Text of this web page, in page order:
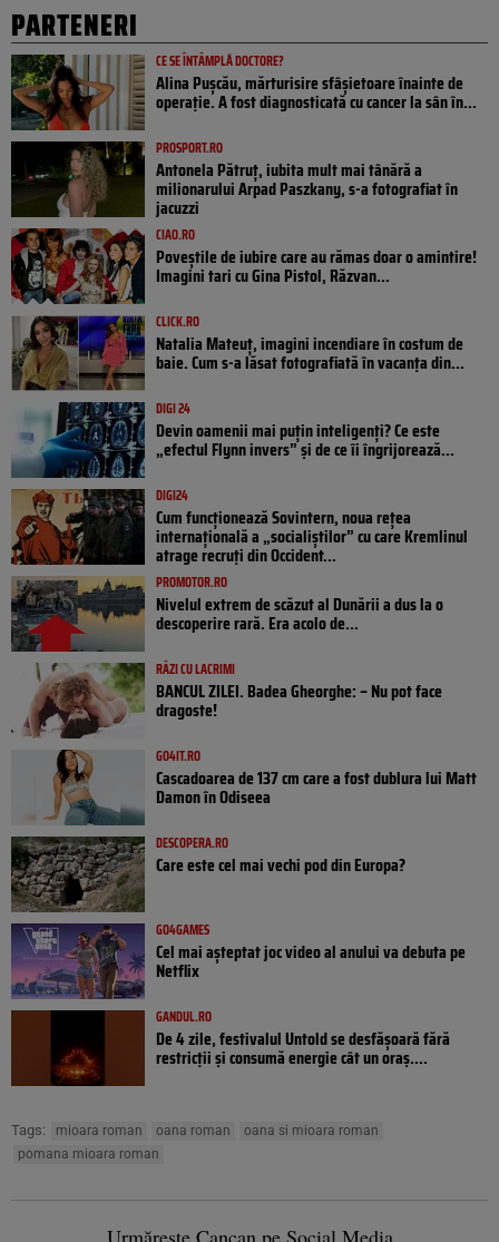
PARTENERI
CE SE ÎNTÂMPLĂ DOCTORE?
Alina Pușcău, mărturisire sfâșietoare înainte de
operație. A fost diagnosticată cu cancer la sân în...
PROSPORT.RO
Antonela Pătruț, iubita mult mai tânără a
milionarului Arpad Paszkany, s-a fotografiat în
jacuzzi
CIAO.RO
Poveştile de iubire care au rămas doar o amintire!
Imagini tari cu Gina Pistol, Răzvan...
CLICK.RO
Natalia Mateuț, imagini incendiare în costum de
baie. Cum s-a lăsat fotografiată în vacanța din...
DIGI 24
Devin oamenii mai puțin inteligenți? Ce este
„efectul Flynn invers” și de ce îi îngrijorează...
DIGI24
Cum funcționează Sovintern, noua rețea
internațională a „socialiștilor” cu care Kremlinul
atrage recruți din Occident...
PROMOTOR.RO
Nivelul extrem de scăzut al Dunării a dus la o
descoperire rară. Era acolo de...
RÂZI CU LACRIMI
BANCUL ZILEI. Badea Gheorghe: – Nu pot face
dragoste!
GO4IT.RO
Cascadoarea de 137 cm care a fost dublura lui Matt
Damon în Odiseea
DESCOPERA.RO
Care este cel mai vechi pod din Europa?
GO4GAMES
Cel mai așteptat joc video al anului va debuta pe
Netflix
GANDUL.RO
De 4 zile, festivalul Untold se desfășoară fără
restricții și consumă energie cât un oraș....
Tags: mioara roman oana roman
oana si mioara roman
pomana mioara roman
Urmărește Cancan pe Social Media